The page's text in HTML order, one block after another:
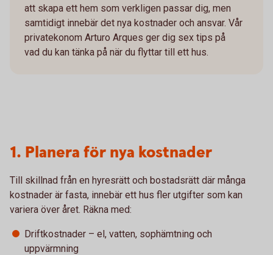
att skapa ett hem som verkligen passar dig, men
samtidigt innebär det nya kostnader och ansvar. Vår
privatekonom Arturo Arques ger dig sex tips på
vad du kan tänka på när du flyttar till ett hus.
1. Planera för nya kostnader
Till skillnad från en hyresrätt och bostadsrätt där många
kostnader är fasta, innebär ett hus fler utgifter som kan
variera över året. Räkna med:
Driftkostnader – el, vatten, sophämtning och
uppvärmning